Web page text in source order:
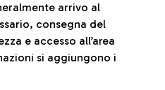
arrivo al
consegna del
e accesso all’area
si aggiungono i